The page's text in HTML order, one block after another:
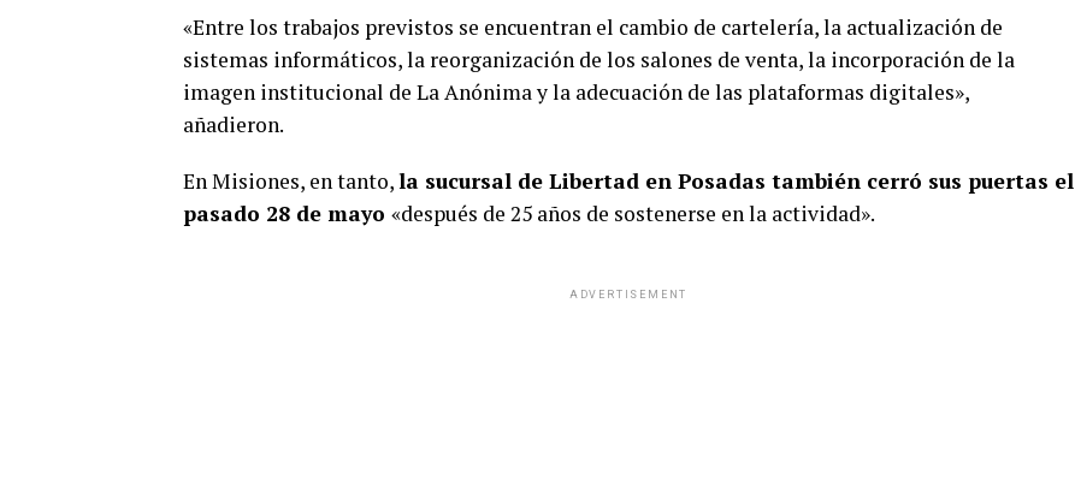
«Entre los trabajos previstos se encuentran el cambio de cartelería, la actualización de
sistemas informáticos, la reorganización de los salones de venta, la incorporación de la
imagen institucional de La Anónima y la adecuación de las plataformas digitales»,
añadieron.
En Misiones, en tanto,la sucursal de Libertad en Posadas también cerró sus puertas el
pasado 28 de mayo «después de 25 años de sostenerse en la actividad».
ADVERTISEMENT